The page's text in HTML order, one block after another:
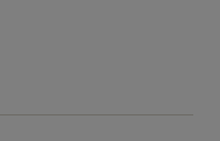
účet byl odstraněn